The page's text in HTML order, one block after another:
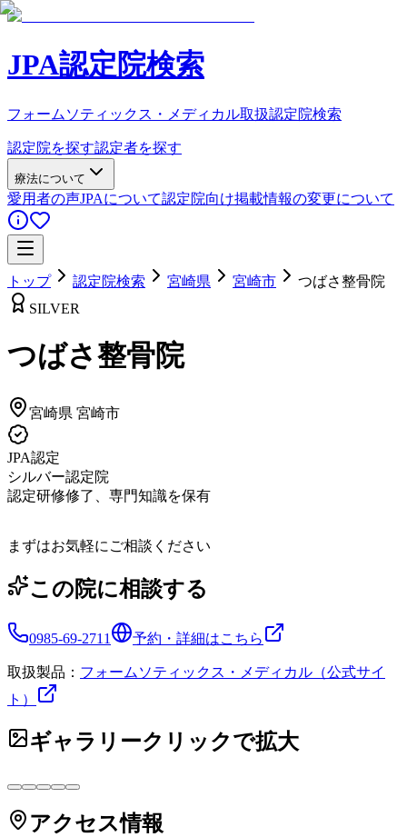
JPA認定院検索
フォームソティックス・メディカル取扱認定院検索
認定院を探す認定者を探す
療法について
愛用者の声JPAについて認定院向け掲載情報の変更について
トップ 認定院検索 宮崎県 宮崎市
つばさ整骨院
SILVER
つばさ整骨院
宮崎県 宮崎市
JPA認定
シルバー認定院
認定研修修了、専門知識を保有
まずはお気軽にご相談ください
この院に相談する
0985-69-2711 予約・詳細はこちら
取扱製品： フォームソティックス・メディカル（公式サイ
ト）
ギャラリークリックで拡大
アクセス情報